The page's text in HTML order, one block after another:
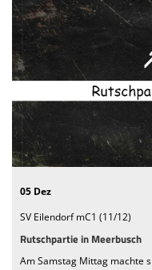
Jugend
Kontaktformular
Unterstützt den SSV
We want you
05 Dez
SV Eilendorf mC1 (11/12)
Rutschpartie in Meerbusch
Am Samstag Mittag machte